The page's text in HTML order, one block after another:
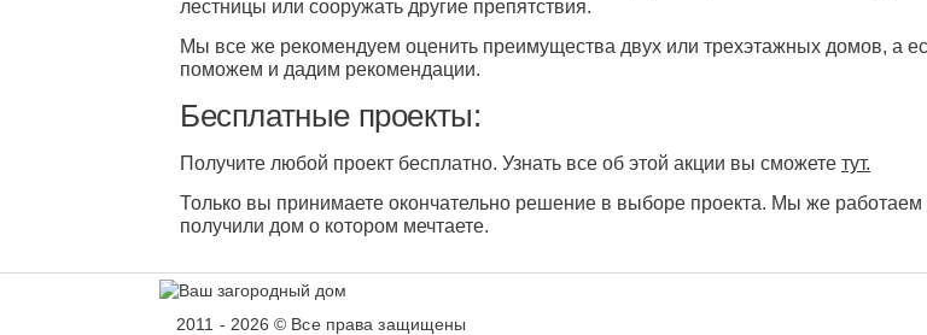
лестницы или сооружать другие препятствия.
Мы все же рекомендуем оценить преимущества двух или трехэтажных домов, а
поможем и дадим рекомендации.
Бесплатные проекты:
Получите любой проект бесплатно. Узнать все об этой акции вы сможете тут.
Только вы принимаете окончательно решение в выборе проекта. Мы же работаем
получили дом о котором мечтаете.
2011 - 2026 © Все права защищены